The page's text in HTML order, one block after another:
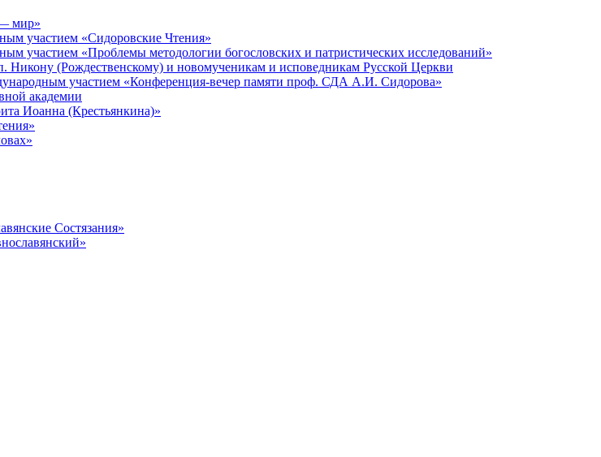
мир»
участием «Сидоровские Чтения»
участием «Проблемы методологии богословских и патристических исследований»
Никону (Рождественскому) и новомученикам и исповедникам Русской Церкви
участием «Конференция-вечер памяти проф. СДА А.И. Сидорова»
академии
Иоанна (Крестьянкина)»
Состязания»